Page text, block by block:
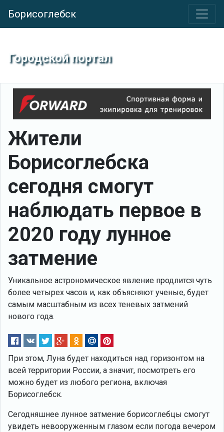
Борисоглебск
Городской портал
Жители
Борисоглебска
сегодня смогут
наблюдать первое в
2020 году лунное
затмение
Уникальное астрономическое явление продлится чуть
более четырех часов и, как объясняют ученые, будет
самым масштабным из всех теневых затмений
нового года.
При этом, Луна будет находиться над горизонтом на
всей территории России, а значит, посмотреть его
можно будет из любого региона, включая
Борисоглебск.
Сегодняшнее лунное затмение борисоглебцы смогут
увидеть невооруженным глазом если погода вечером